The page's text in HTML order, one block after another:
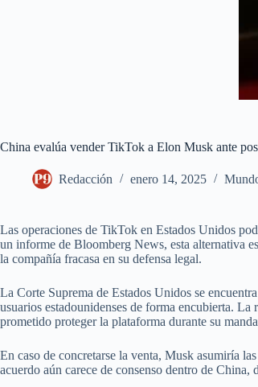
China evalúa vender TikTok a Elon Musk ante
Redacción enero 14, 2025
Las operaciones de TikTok en Estados Unidos
un informe de Bloomberg News, esta alternativa
la compañía fracasa en su defensa legal.
La Corte Suprema de Estados Unidos se
usuarios estadounidenses de forma encubierta.
prometido proteger la plataforma durante su
En caso de concretarse la venta, Musk asumiría
acuerdo aún carece de consenso dentro de